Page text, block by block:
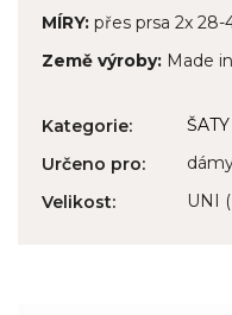
MÍRY: přes prsa 2x
Země výroby: Made
Kategorie:
Určeno pro:
Velikost: UNI